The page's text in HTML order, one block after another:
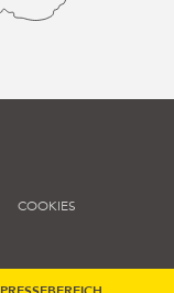
COOKIES